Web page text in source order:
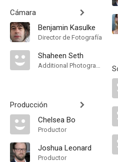
Cámara
Benjamin Kasulke
Director de Fotografía
Shaheen Seth
Additional Photography, "B" Camera Operator
Producción
Chelsea Bo
Productor
Joshua Leonard
Productor